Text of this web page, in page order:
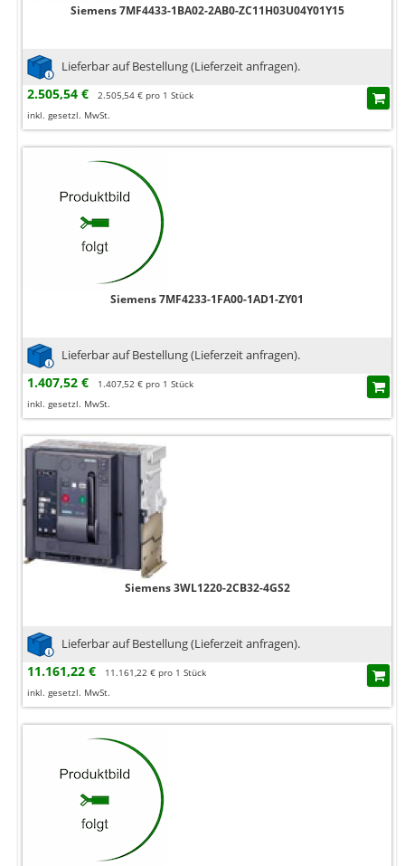
Siemens 7MF4433-1BA02-2AB0-ZC11H03U04Y01Y15
Lieferbar auf Bestellung (Lieferzeit anfragen).
2.505,54 €
2.505,54 € pro 1 Stück
inkl. gesetzl. MwSt.
Siemens 7MF4233-1FA00-1AD1-ZY01
Lieferbar auf Bestellung (Lieferzeit anfragen).
1.407,52 €
1.407,52 € pro 1 Stück
inkl. gesetzl. MwSt.
Siemens 3WL1220-2CB32-4GS2
Lieferbar auf Bestellung (Lieferzeit anfragen).
11.161,22 €
11.161,22 € pro 1 Stück
inkl. gesetzl. MwSt.